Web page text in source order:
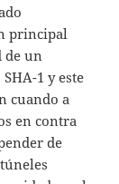
principal
de un
1 y este
cuando a
en contra
de